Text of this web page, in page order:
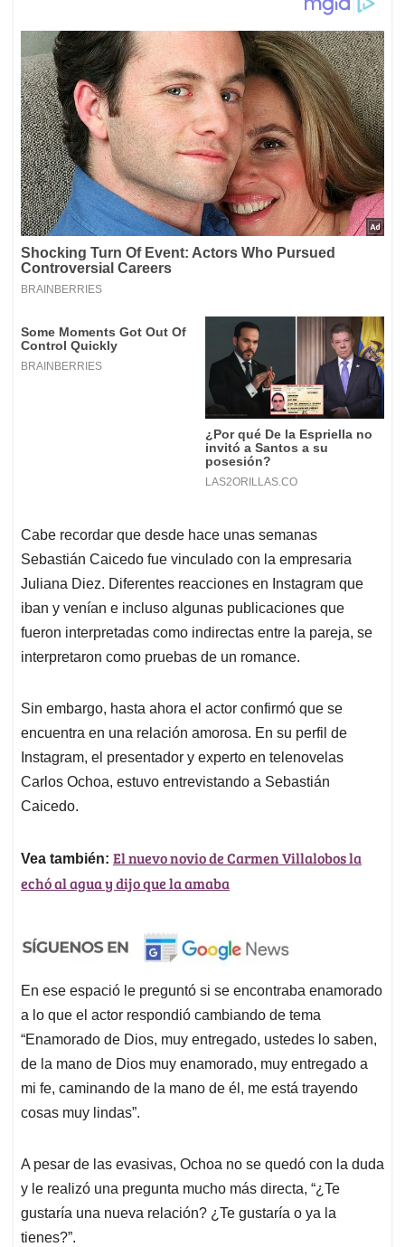
Cabe recordar que desde hace unas semanas
Sebastián Caicedo fue vinculado con la empresaria
Juliana Diez. Diferentes reacciones en Instagram que
iban y venían e incluso algunas publicaciones que
fueron interpretadas como indirectas entre la pareja, se
interpretaron como pruebas de un romance.
Sin embargo, hasta ahora el actor confirmó que se
encuentra en una relación amorosa. En su perfil de
Instagram, el presentador y experto en telenovelas
Carlos Ochoa, estuvo entrevistando a Sebastián
Caicedo.
Vea también: El nuevo novio de Carmen Villalobos la
echó al agua y dijo que la amaba
En ese espació le preguntó si se encontraba enamorado
a lo que el actor respondió cambiando de tema
“Enamorado de Dios, muy entregado, ustedes lo saben,
de la mano de Dios muy enamorado, muy entregado a
mi fe, caminando de la mano de él, me está trayendo
cosas muy lindas”.
A pesar de las evasivas, Ochoa no se quedó con la duda
y le realizó una pregunta mucho más directa, “¿Te
gustaría una nueva relación? ¿Te gustaría o ya la
tienes?”.